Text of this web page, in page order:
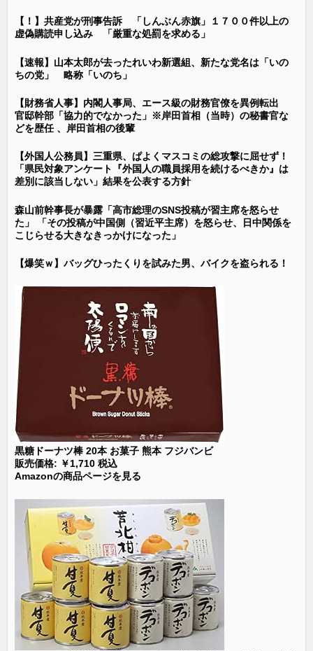
【！】共産党が刑事告訴 「しんぶん赤旗」１７００件以上の
虚偽購読申し込み 「厳重な処罰を求める」
【速報】山本太郎が去ったれいわ新選組、新たな党名は「いの
ちの党」 略称「いのち」
【財務省人事】内閣人事局、エース級の財務官僚を異例転出
官邸幹部「協力的でなかった」※岸田首相（当時）の秘書官な
どを歴任 、岸田首相の後輩
【外国人公務員】三重県、ぱよくマスコミの総攻撃に屈せず！
「県民対象アンケート『外国人の職員採用を続けるべきか』は
差別に該当しない」結果を公表する方針
森山前幹事長が暴露「高市総理のSNS投稿が習主席を怒らせ
た」 「その投稿が中国側（習近平主席）を怒らせ、日中関係を
こじらせる大きなきっかけになった」
【爆笑ｗ】バッグひったくりを試みた男、バイクを盗られる！
黒糖ドーナツ棒 20本 お菓子 熊本 フジバンビ
販売価格: ￥1,710 税込
Amazonの商品ページを見る